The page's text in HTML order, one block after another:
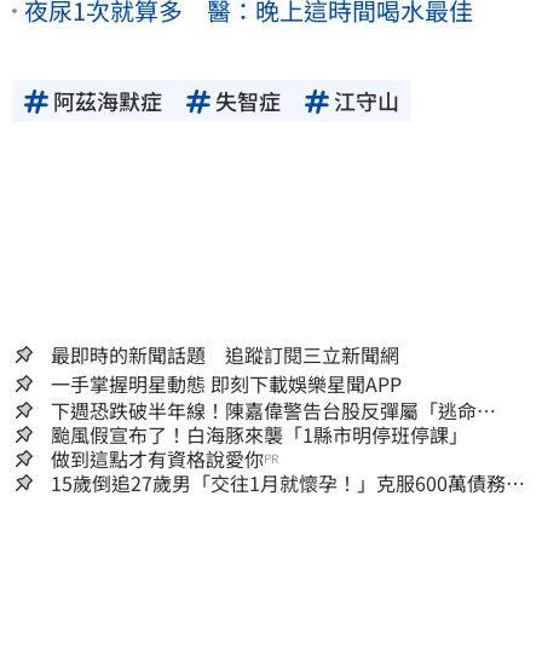
夜尿1次就算多 醫：晚上這時間喝水最佳
阿茲海默症 失智症 江守山
最即時的新聞話題 追蹤訂閱三立新聞網
一手掌握明星動態 即刻下載娛樂星聞APP
下週恐跌破半年線！陳嘉偉警告台股反彈屬「逃命
波」：空頭大屠殺剛開始
颱風假宣布了！白海豚來襲「1縣市明停班停課」
做到這點才有資格說愛你PR
15歲倒追27歲男「交往1月就懷孕！」克服600萬債務